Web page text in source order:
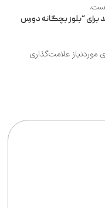
برای “بلوز بچگانه دورس
علامت‌گذاری